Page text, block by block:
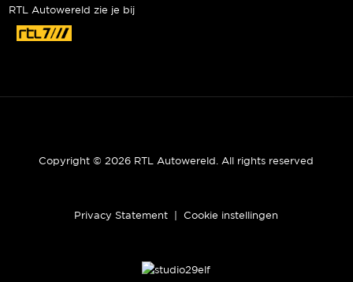
RTL Autowereld zie je bij
Copyright © 2026 RTL Autowereld. All rights reserved
Privacy Statement Cookie instellingen